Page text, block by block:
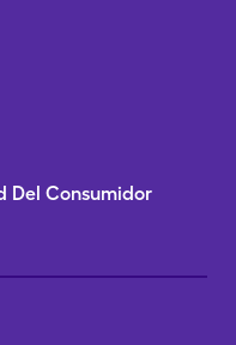
Del Consumidor